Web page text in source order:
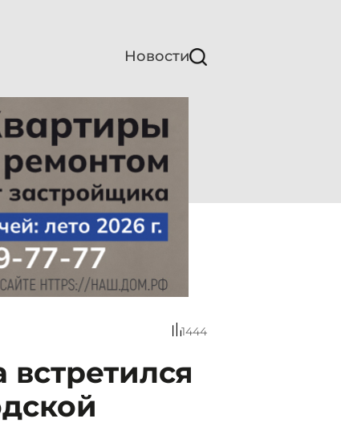
Новости
1444